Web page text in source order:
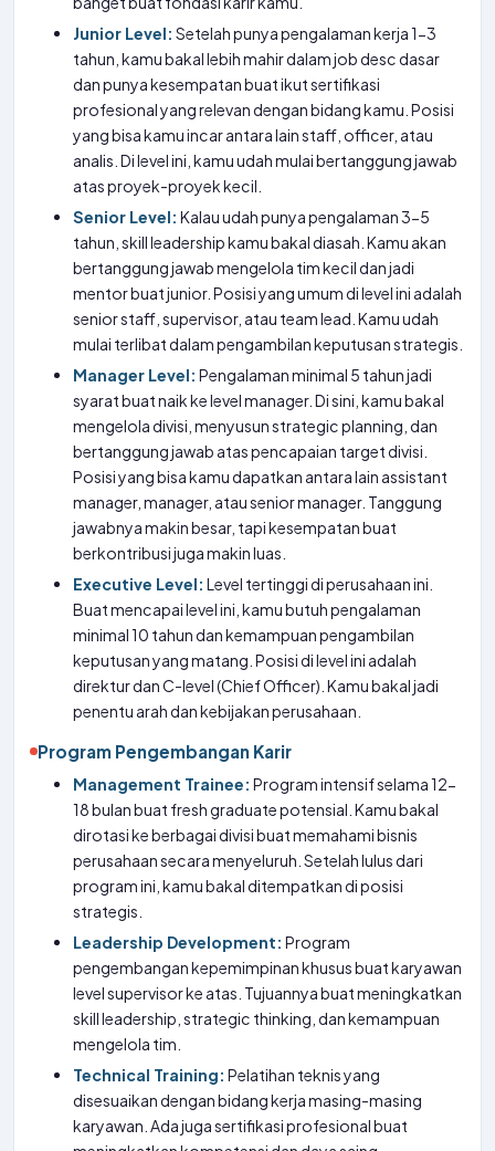
Junior Level: Setelah punya pengalaman kerja 1-3
tahun, kamu bakal lebih mahir dalam job desc dasar
dan punya kesempatan buat ikut sertifikasi
profesional yang relevan dengan bidang kamu. Posisi
yang bisa kamu incar antara lain staff, officer, atau
analis. Di level ini, kamu udah mulai bertanggung jawab
atas proyek-proyek kecil.
Senior Level: Kalau udah punya pengalaman 3-5
tahun, skill leadership kamu bakal diasah. Kamu akan
bertanggung jawab mengelola tim kecil dan jadi
mentor buat junior. Posisi yang umum di level ini adalah
senior staff, supervisor, atau team lead. Kamu udah
mulai terlibat dalam pengambilan keputusan strategis.
Manager Level: Pengalaman minimal 5 tahun jadi
syarat buat naik ke level manager. Di sini, kamu bakal
mengelola divisi, menyusun strategic planning, dan
bertanggung jawab atas pencapaian target divisi.
Posisi yang bisa kamu dapatkan antara lain assistant
manager, manager, atau senior manager. Tanggung
jawabnya makin besar, tapi kesempatan buat
berkontribusi juga makin luas.
Executive Level: Level tertinggi di perusahaan ini.
Buat mencapai level ini, kamu butuh pengalaman
minimal 10 tahun dan kemampuan pengambilan
keputusan yang matang. Posisi di level ini adalah
direktur dan C-level (Chief Officer). Kamu bakal jadi
penentu arah dan kebijakan perusahaan.
Program Pengembangan Karir
Management Trainee: Program intensif selama 12-
18 bulan buat fresh graduate potensial. Kamu bakal
dirotasi ke berbagai divisi buat memahami bisnis
perusahaan secara menyeluruh. Setelah lulus dari
program ini, kamu bakal ditempatkan di posisi
strategis.
Leadership Development: Program
pengembangan kepemimpinan khusus buat karyawan
level supervisor ke atas. Tujuannya buat meningkatkan
skill leadership, strategic thinking, dan kemampuan
mengelola tim.
Technical Training: Pelatihan teknis yang
disesuaikan dengan bidang kerja masing-masing
karyawan. Ada juga sertifikasi profesional buat